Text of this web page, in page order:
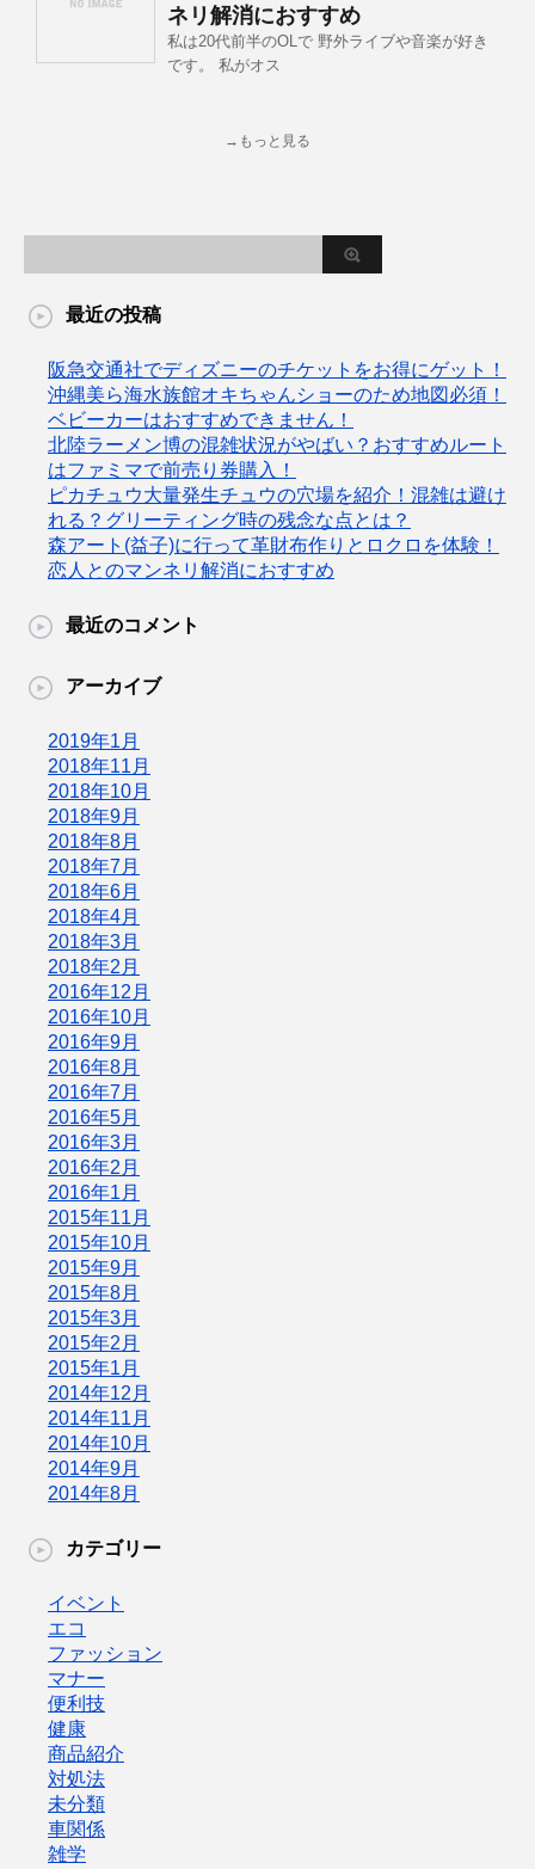
ネリ解消におすすめ
私は20代前半のOLで 野外ライブや音楽が好き
です。 私がオス
→もっと見る
最近の投稿
阪急交通社でディズニーのチケットをお得にゲット！
沖縄美ら海水族館オキちゃんショーのため地図必須！
ベビーカーはおすすめできません！
北陸ラーメン博の混雑状況がやばい？おすすめルート
はファミマで前売り券購入！
ピカチュウ大量発生チュウの穴場を紹介！混雑は避け
れる？グリーティング時の残念な点とは？
森アート(益子)に行って革財布作りとロクロを体験！
恋人とのマンネリ解消におすすめ
最近のコメント
アーカイブ
2019年1月
2018年11月
2018年10月
2018年9月
2018年8月
2018年7月
2018年6月
2018年4月
2018年3月
2018年2月
2016年12月
2016年10月
2016年9月
2016年8月
2016年7月
2016年5月
2016年3月
2016年2月
2016年1月
2015年11月
2015年10月
2015年9月
2015年8月
2015年3月
2015年2月
2015年1月
2014年12月
2014年11月
2014年10月
2014年9月
2014年8月
カテゴリー
イベント
エコ
ファッション
マナー
便利技
健康
商品紹介
対処法
未分類
車関係
雑学